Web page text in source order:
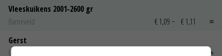
Vleeskuikens 2001-2600 gr
Barneveld
€ 1,09 ~ € 1,11
Gerst
Groningen